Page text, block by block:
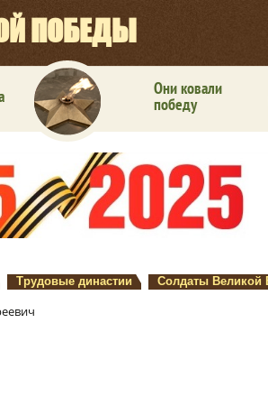
ПОБЕДЫ
Они ковали
победу
Трудовые династии Солдаты Великой